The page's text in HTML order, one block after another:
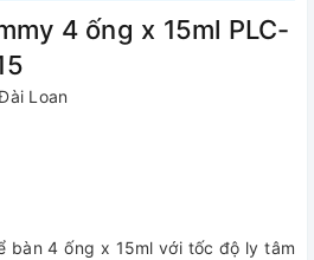
4 ống x 15ml PLC-
Loan
bàn 4 ống x 15ml với tốc độ ly tâm